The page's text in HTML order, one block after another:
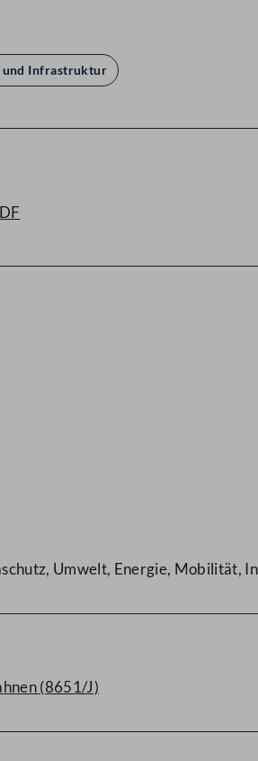
und Infrastruktur
Umwelt, Energie, Mobilität,
(8651/J)